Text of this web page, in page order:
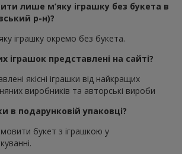
лише м’яку іграшку без букета в
р-н)?
іграшку окремо без букета.
іграшок представлені на сайті?
якісні іграшки від найкращих
виробників та авторські вироби
в подарунковій упаковці?
букет з іграшкою у